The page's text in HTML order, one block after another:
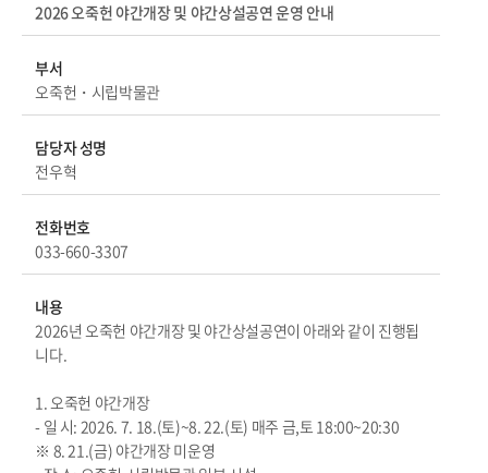
2026 오죽헌 야간개장 및 야간상설공연 운영 안내
부서
오죽헌・시립박물관
담당자 성명
전우혁
전화번호
033-660-3307
내용
2026년 오죽헌 야간개장 및 야간상설공연이 아래와 같이 진행됩
니다.
1. 오죽헌 야간개장
- 일 시: 2026. 7. 18.(토)~8. 22.(토) 매주 금,토 18:00~20:30
※ 8. 21.(금) 야간개장 미운영